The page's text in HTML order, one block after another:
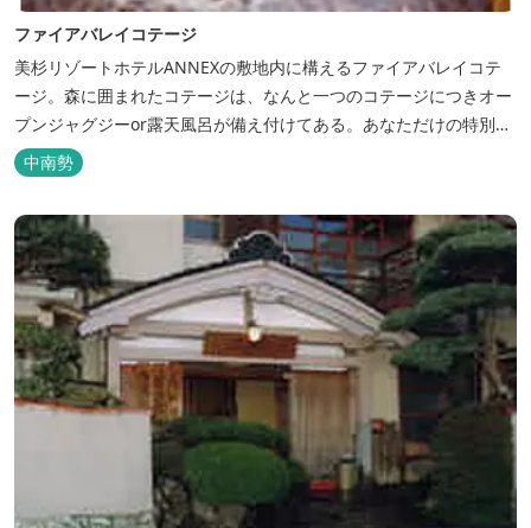
ファイアバレイコテージ
美杉リゾートホテルANNEXの敷地内に構えるファイアバレイコテ
ージ。森に囲まれたコテージは、なんと一つのコテージにつきオー
プンジャグジーor露天風呂が備え付けてある。あなただけの特別な
時間をお過ごしください。
中南勢